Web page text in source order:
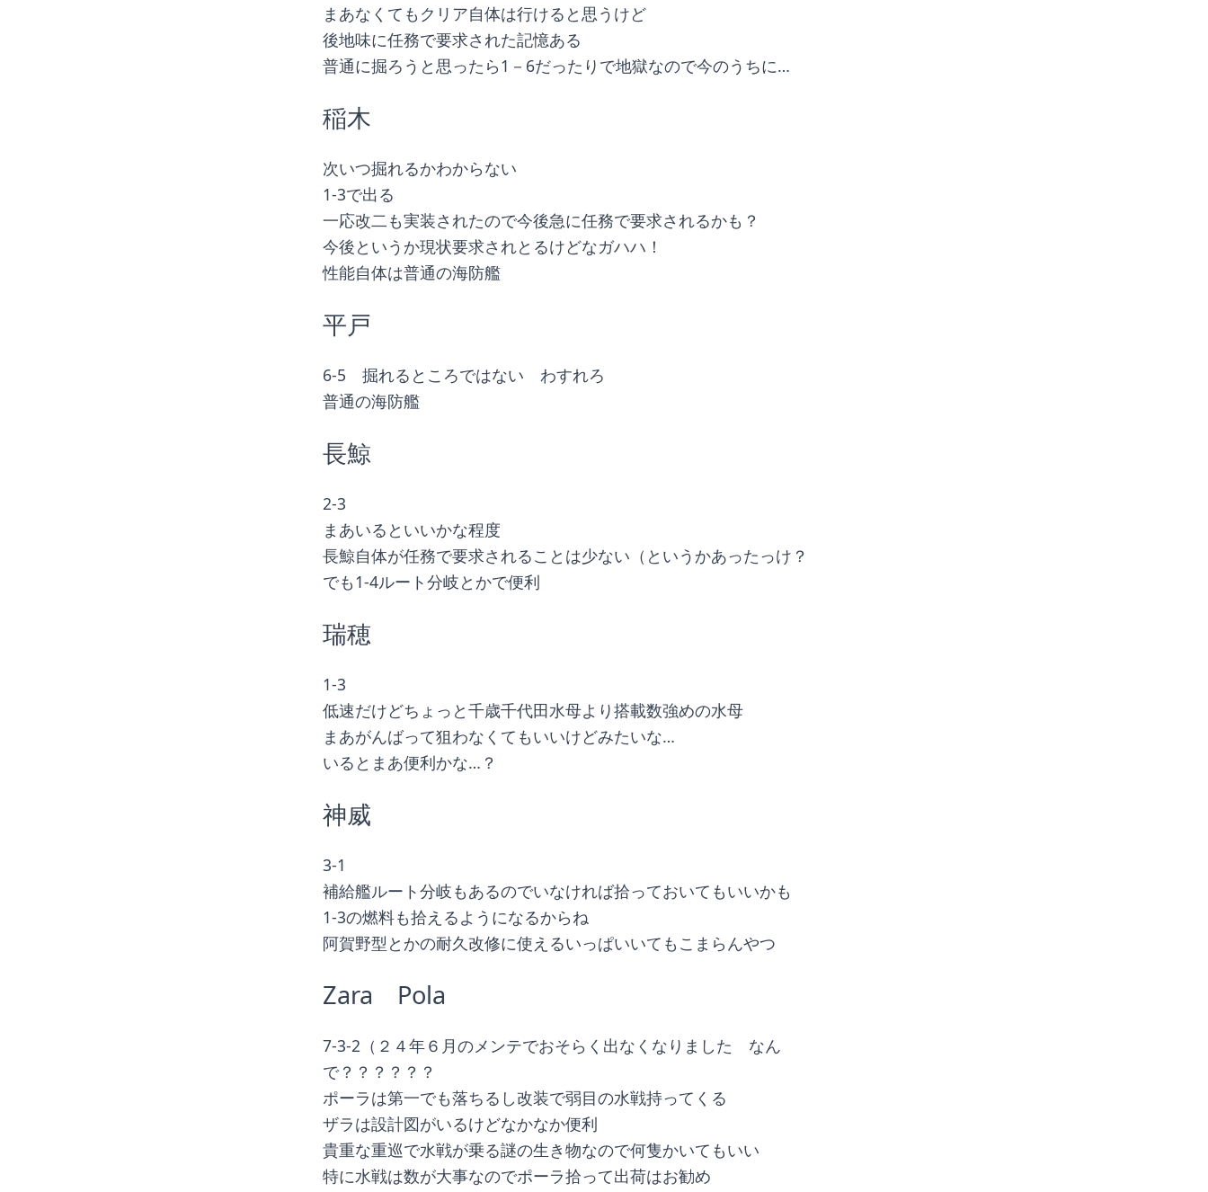
まあなくてもクリア自体は行けると思うけど
後地味に任務で要求された記憶ある
普通に掘ろうと思ったら1－6だったりで地獄なので今のうちに…
稲木
次いつ掘れるかわからない
1-3で出る
一応改二も実装されたので今後急に任務で要求されるかも？
今後というか現状要求されとるけどなガハハ！
性能自体は普通の海防艦
平戸
6-5　掘れるところではない　わすれろ
普通の海防艦
長鯨
2-3
まあいるといいかな程度
長鯨自体が任務で要求されることは少ない（というかあったっけ？
でも1-4ルート分岐とかで便利
瑞穂
1-3
低速だけどちょっと千歳千代田水母より搭載数強めの水母
まあがんばって狙わなくてもいいけどみたいな…
いるとまあ便利かな…？
神威
3-1
補給艦ルート分岐もあるのでいなければ拾っておいてもいいかも
1-3の燃料も拾えるようになるからね
阿賀野型とかの耐久改修に使えるいっぱいいてもこまらんやつ
Zara　Pola
7-3-2（２４年６月のメンテでおそらく出なくなりました　なん
で？？？？？？
ポーラは第一でも落ちるし改装で弱目の水戦持ってくる
ザラは設計図がいるけどなかなか便利
貴重な重巡で水戦が乗る謎の生き物なので何隻かいてもいい
特に水戦は数が大事なのでポーラ拾って出荷はお勧め